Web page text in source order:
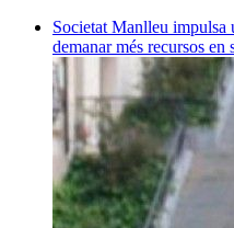
Societat Manlleu impulsa
demanar més recursos en